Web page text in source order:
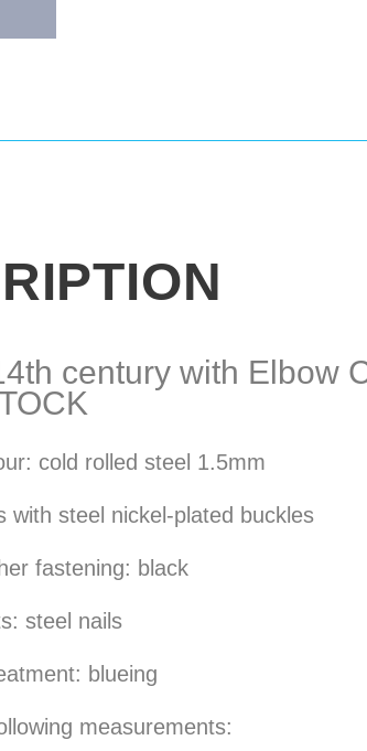
century with Elbow
cold rolled steel 1.5mm
with steel nickel-plated buckles
fastening: black
steel nails
blueing
measurements: